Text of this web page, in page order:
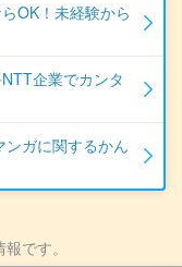
OK！未経験から
企業でカンタ
ガに関するかん
です。